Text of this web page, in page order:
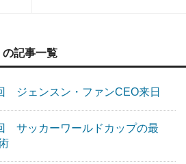
の記事一覧
ジェンスン・ファンCEO来日
サッカーワールドカップの最